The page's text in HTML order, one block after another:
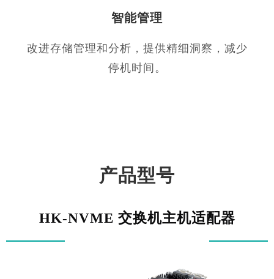
智能管理
改进存储管理和分析，提供精细洞察，减少
停机时间。
产品型号
HK-NVME 交换机主机适配器